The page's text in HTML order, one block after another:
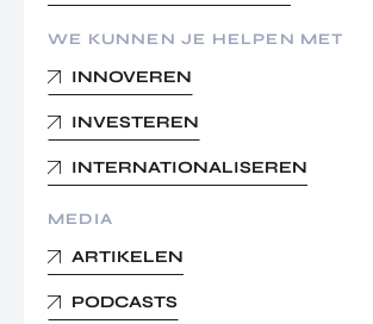
WE KUNNEN JE HELPEN MET
INNOVEREN
INVESTEREN
INTERNATIONALISEREN
MEDIA
ARTIKELEN
PODCASTS